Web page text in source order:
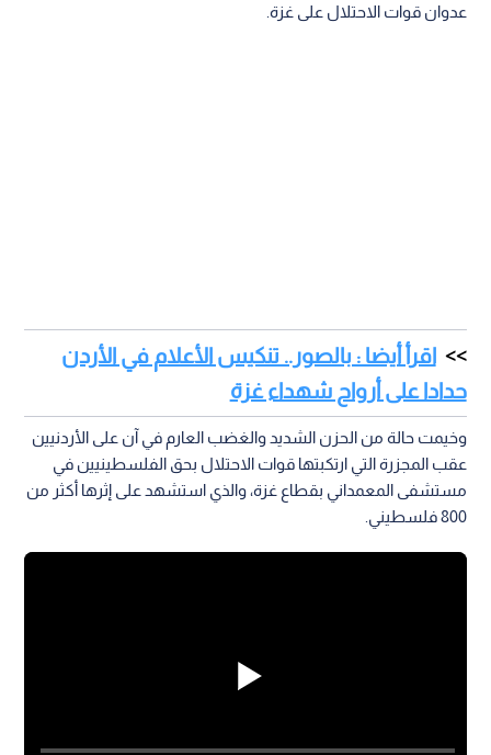
عدوان قوات الاحتلال على غزة.
اقرأ أيضا : بالصور.. تنكيس الأعلام في الأردن
حدادا على أرواح شهداء غزة
وخيمت حالة من الحزن الشديد والغضب العارم في آن على الأردنيين
عقب المجزرة التي ارتكبتها قوات الاحتلال بحق الفلسطينيين في
مستشفى المعمداني بقطاع غزة، والذي استشهد على إثرها أكثر من
800 فلسطيني.